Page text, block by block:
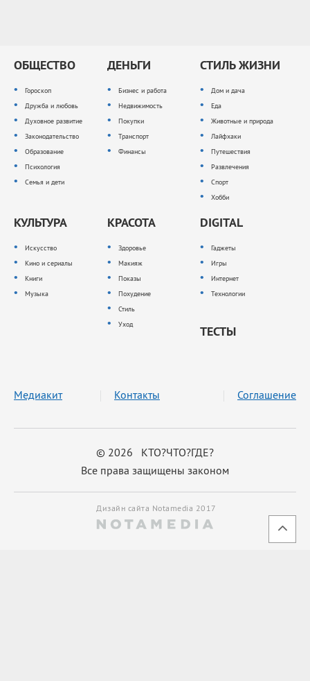
ОБЩЕСТВО
Гороскоп
Дружба и любовь
Духовное развитие
Законодательство
Образование
Психология
Семья и дети
ДЕНЬГИ
Бизнес и работа
Недвижимость
Покупки
Транспорт
Финансы
СТИЛЬ ЖИЗНИ
Дом и дача
Еда
Животные и природа
Лайфхаки
Путешествия
Развлечения
Спорт
Хобби
КУЛЬТУРА
Искусство
Кино и сериалы
Книги
Музыка
КРАСОТА
Здоровье
Макияж
Показы
Похудение
Стиль
Уход
DIGITAL
Гаджеты
Игры
Интернет
Технологии
ТЕСТЫ
© 2026 КТО?ЧТО?ГДЕ?
Все права защищены законом
Медиакит Контакты Соглашение
Дизайн сайта Notamedia 2017